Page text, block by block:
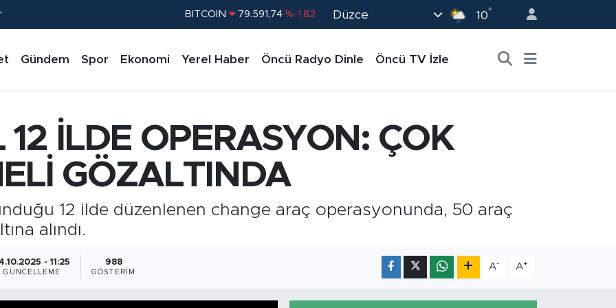
DOLAR 45,43620 %0.02
STERLİN 61,60380 %0.18
BITCOIN 79.591,74 %-1.82
Düzce 10°
Gündem Spor Ekonomi Yerel Haber Öncü Radyo Dinle Öncü TV İzle
12 İLDE OPERASYON: ÇOK
GÖZALTINDA
12 ilde düzenlenen change araç operasyonunda, 50 araç
alındı.
- 11:25
GÜNCELLEME
988
GÖSTERIM
A- A+